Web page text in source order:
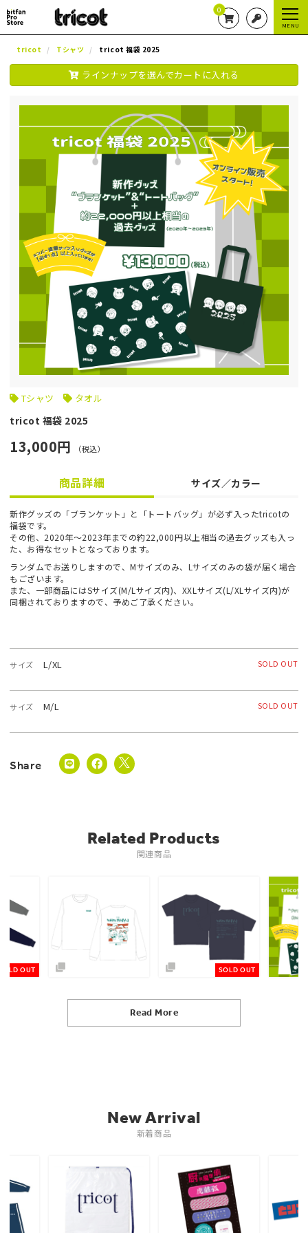
0
MENU
tricot Tシャツ tricot 福袋 2025
ラインナップを選んでカートに入れる
Tシャツ タオル
tricot 福袋 2025
13,000円 （税込）
商品詳細 サイズ／カラー
新作グッズの「ブランケット」と「トートバッグ」が必ず入ったtricotの
福袋です。
その他、2020年～2023年までの約22,000円以上相当の過去グッズも入っ
た、お得なセットとなっております。
ランダムでお送りしますので、Mサイズのみ、Lサイズのみの袋が届く場合
もございます。
また、一部商品にはSサイズ(M/Lサイズ内)、XXLサイズ(L/XLサイズ内)が
同梱されておりますので、予めご了承ください。
サイズ L/XL SOLD OUT
サイズ M/L SOLD OUT
Related Products
関連商品
OUT SOLD OUT
Read More
New Arrival
新着商品